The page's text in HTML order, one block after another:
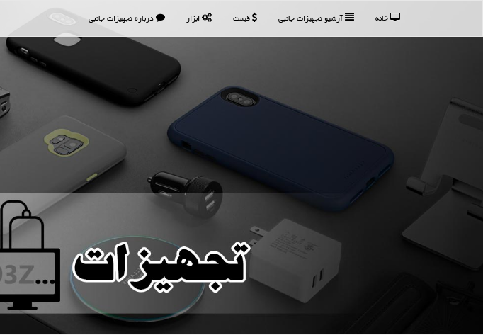
خانه آرشیو تجهیزات جانبی قیمت ابزار درباره تجهیزات جانبی